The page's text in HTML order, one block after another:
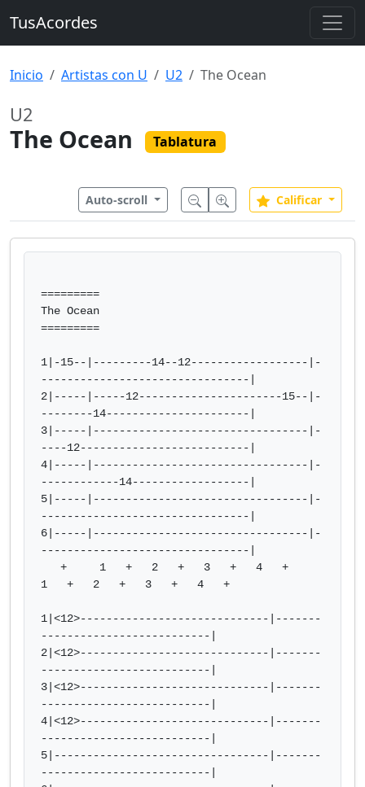
TusAcordes
Inicio Artistas con U U2 The Ocean
U2
The Ocean Tablatura
Auto-scroll Calificar